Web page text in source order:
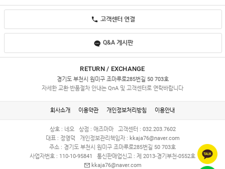
고객센터 연결
Q&A 게시판
RETURN / EXCHANGE
경기도 부천시 원미구 조마루로285번길 50 703호
자세한 교환·반품절차 안내는 QnA 및 고객센터로 연락바랍니다
회사소개 이용약관 개인정보처리방침 이용안내
상호 : 네오 상점 : 애즈마마
고객센터 : 032.203.7602
대표 : 정영덕
개인정보관리책임자 : kkaja76@naver.com
주소 : 경기도 부천시 원미구 조마루로285번길 50 703호
사업자번호 : 110-10-95841
통신판매업신고 : 제 2013-경기부천-0552호
kkaja76@naver.com